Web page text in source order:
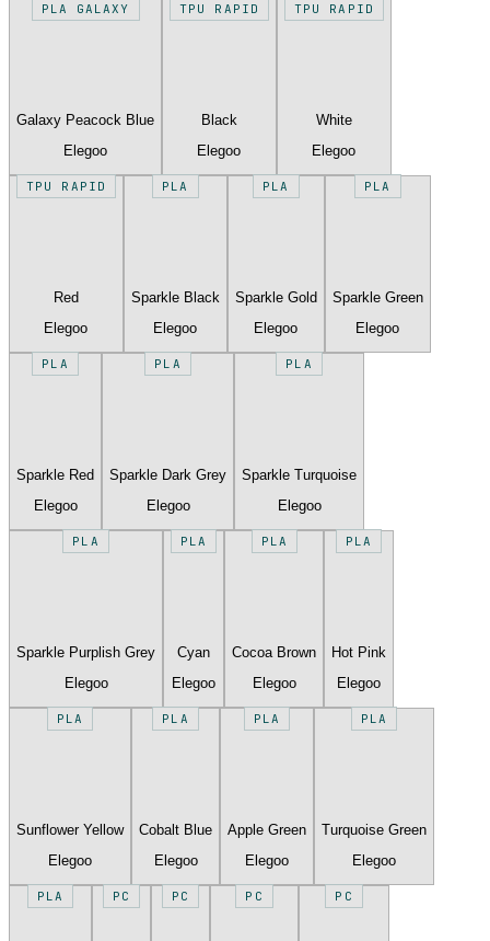
PLA GALAXY
Galaxy Peacock Blue
Elegoo
TPU RAPID
Black
Elegoo
TPU RAPID
White
Elegoo
TPU RAPID
Red
Elegoo
PLA
Sparkle Black
Elegoo
PLA
Sparkle Gold
Elegoo
PLA
Sparkle Green
Elegoo
PLA
Sparkle Red
Elegoo
PLA
Sparkle Dark Grey
Elegoo
PLA
Sparkle Turquoise
Elegoo
PLA
Sparkle Purplish Grey
Elegoo
PLA
Cyan
Elegoo
PLA
Cocoa Brown
Elegoo
PLA
Hot Pink
Elegoo
PLA
Sunflower Yellow
Elegoo
PLA
Cobalt Blue
Elegoo
PLA
Apple Green
Elegoo
PLA
Turquoise Green
Elegoo
PLA PC PC PC PC